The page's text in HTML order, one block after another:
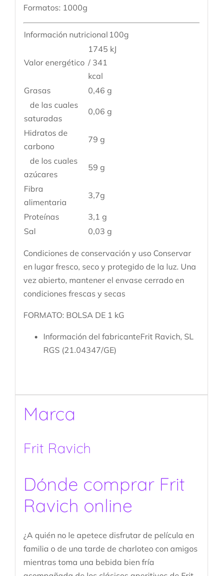
Formatos: 1000g
Información nutricional 100g
Valor energético
1745 kJ
/ 341
kcal
Grasas
0,46 g
de las cuales
saturadas
0,06 g
Hidratos de
carbono
79 g
de los cuales
azúcares
59 g
Fibra
alimentaria
3,7g
Proteínas
3,1 g
Sal
0,03 g
Condiciones de conservación y uso Conservar
en lugar fresco, seco y protegido de la luz. Una
vez abierto, mantener el envase cerrado en
condiciones frescas y secas
FORMATO: BOLSA DE 1 kG
Información del fabricanteFrit Ravich, SL
RGS (21.04347/GE)
Marca
Frit Ravich
Dónde comprar Frit
Ravich online
¿A quién no le apetece disfrutar de película en
familia o de una tarde de charloteo con amigos
mientras toma una bebida bien fría